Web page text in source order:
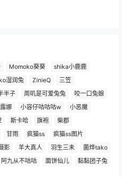
Momoko葵葵
shika小鹿鹿
湿润兔 ZinieQ
三笠
半子 周叽是可爱兔兔
咬一口兔娘
娜 小容仔咕咕咕w
小恶魔
斯卡哈 旗袍
柴郡
甘雨 疯猫ss
疯猫ss图片
影 羊大真人 羽生三未
菌烨tako
阿九从不咕咕 面饼仙儿
黏黏团子兔